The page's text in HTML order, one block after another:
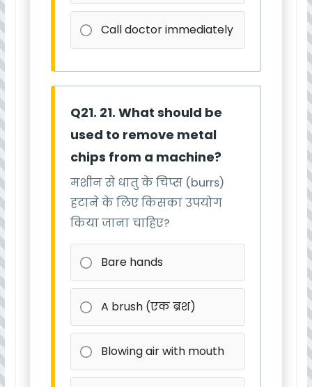
Call doctor immediately
Q21. 21. What should be
used to remove metal
chips from a machine?
मशीन से धातु के चिप्स (burrs)
हटाने के लिए किसका उपयोग
किया जाना चाहिए?
Bare hands
A brush (एक ब्रश)
Blowing air with mouth